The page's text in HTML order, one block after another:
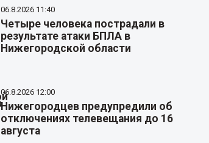
06.8.2026 11:40
Четыре человека пострадали в
результате атаки БПЛА в
Нижегородской области
06.8.2026 12:00
Нижегородцев предупредили об
отключениях телевещания до 16
августа